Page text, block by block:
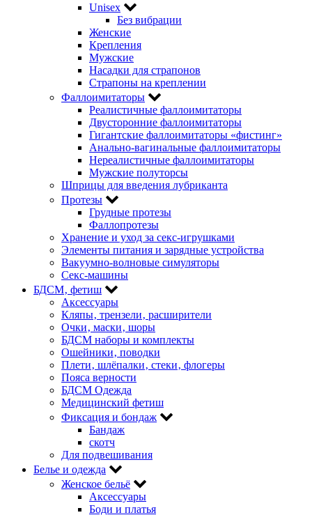
Unisex
Без вибрации
Женские
Крепления
Мужские
Насадки для страпонов
Страпоны на креплении
Фаллоимитаторы
Реалистичные фаллоимитаторы
Двусторонние фаллоимитаторы
Гигантские фаллоимитаторы «фистинг»
Анально-вагинальные фаллоимитаторы
Нереалистичные фаллоимитаторы
Мужские полуторсы
Шприцы для введения лубриканта
Протезы
Грудные протезы
Фаллопротезы
Хранение и уход за секс-игрушками
Элементы питания и зарядные устройства
Вакуумно-волновые симуляторы
Секс-машины
БДСМ‚ фетиш
Аксессуары
Кляпы‚ трензели‚ расширители
Очки‚ маски‚ шоры
БДСМ наборы и комплекты
Ошейники‚ поводки
Плети‚ шлёпалки‚ стеки‚ флогеры
Пояса верности
БДСМ Одежда
Медицинский фетиш
Фиксация и бондаж
Бандаж
скотч
Для подвешивания
Белье и одежда
Женское бельё
Аксессуары
Боди и платья